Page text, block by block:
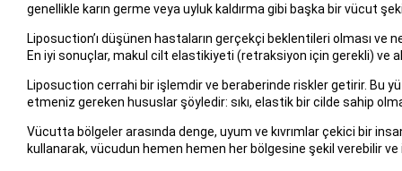
genellikle karın germe veya uyluk kaldırma gibi başka bir vücut
Liposuction’ı düşünen hastaların gerçekçi beklentileri olması ve
En iyi sonuçlar, makul cilt elastikiyeti (retraksiyon için gerekli) ve
Liposuction cerrahi bir işlemdir ve beraberinde riskler getirir. Bu
etmeniz gereken hususlar şöyledir: sıkı, elastik bir cilde sahip
Vücutta bölgeler arasında denge, uyum ve kıvrımlar çekici bir
kullanarak, vücudun hemen hemen her bölgesine şekil verebilir